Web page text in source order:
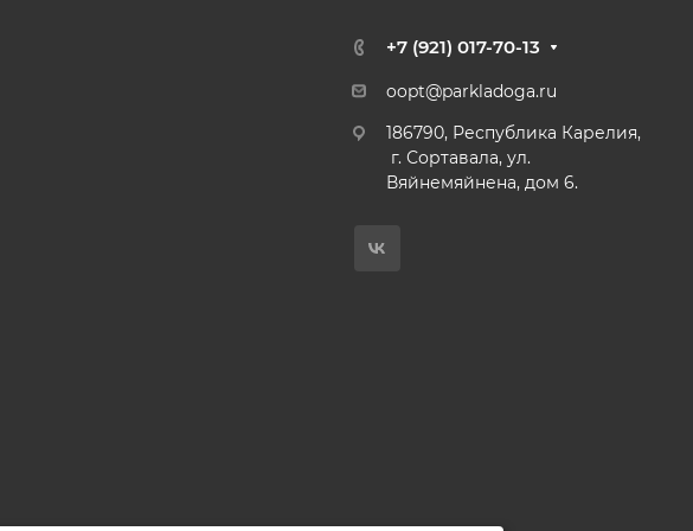
+7 (921) 017-70-13
oopt@parkladoga.ru
186790, Республика Карелия,
г. Сортавала, ул.
Вяйнемяйнена, дом 6.